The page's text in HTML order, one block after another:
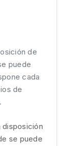
de
puede
cada
de
se puede